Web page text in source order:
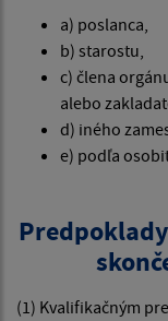
a) poslanca,
b) starostu,
c) člena
alebo
d) iného
e) podľa
(1) Kvalifikačným